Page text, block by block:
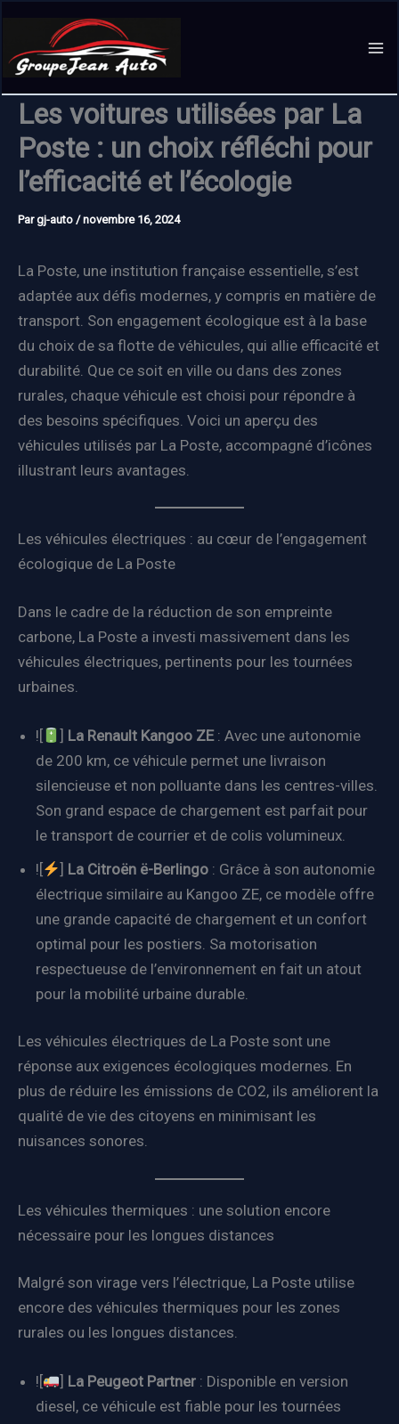
contenu
Les voitures utilisées par La
Poste : un choix réfléchi pour
l’efficacité et l’écologie
Pargj-auto /novembre 16, 2024
La Poste, une institution française essentielle, s’est
adaptée aux défis modernes, y compris en matière de
transport. Son engagement écologique est à la base
du choix de sa flotte de véhicules, qui allie efficacité et
durabilité. Que ce soit en ville ou dans des zones
rurales, chaque véhicule est choisi pour répondre à
des besoins spécifiques. Voici un aperçu des
véhicules utilisés par La Poste, accompagné d’icônes
illustrant leurs avantages.
Les véhicules électriques : au cœur de l’engagement
écologique de La Poste
Dans le cadre de la réduction de son empreinte
carbone, La Poste a investi massivement dans les
véhicules électriques, pertinents pour les tournées
urbaines.
![ ] La Renault Kangoo ZE: Avec une autonomie
de 200 km, ce véhicule permet une livraison
silencieuse et non polluante dans les centres-villes.
Son grand espace de chargement est parfait pour
le transport de courrier et de colis volumineux.
![
] La Citroën ë-Berlingo : Grâce à son autonomie
électrique similaire au Kangoo ZE, ce modèle offre
une grande capacité de chargement et un confort
optimal pour les postiers. Sa motorisation
respectueuse de l’environnement en fait un atout
pour la mobilité urbaine durable.
Les véhicules électriques de La Poste sont une
réponse aux exigences écologiques modernes. En
plus de réduire les émissions de CO2, ils améliorent la
qualité de vie des citoyens en minimisant les
nuisances sonores.
Les véhicules thermiques : une solution encore
nécessaire pour les longues distances
Malgré son virage vers l’électrique, La Poste utilise
encore des véhicules thermiques pour les zones
rurales ou les longues distances.
![ ] La Peugeot Partner : Disponible en version
diesel, ce véhicule est fiable pour les tournées